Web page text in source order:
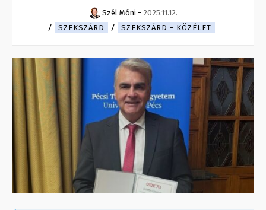
Szél Móni - 2025.11.12.
SZEKSZÁRD
SZEKSZÁRD - KÖZÉLET